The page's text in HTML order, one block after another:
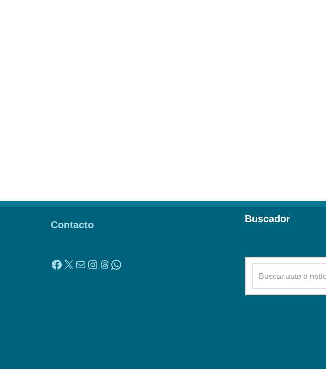
Contacto
Buscador